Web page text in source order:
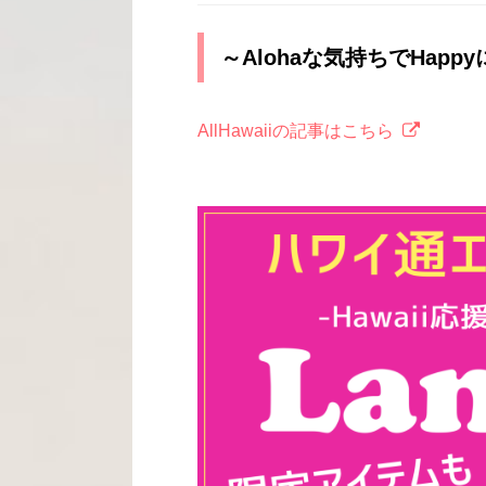
～Alohaな気持ちでHappy
AllHawaiiの記事はこちら